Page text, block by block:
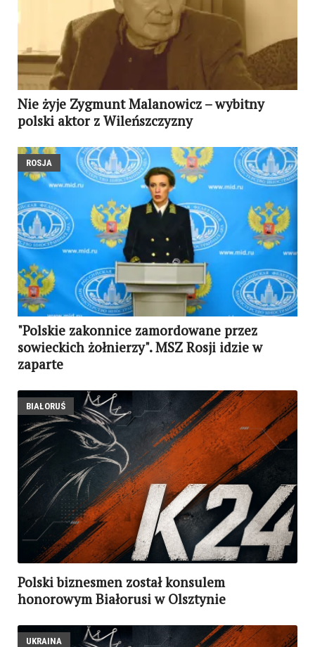
Nie żyje Zygmunt Malanowicz – wybitny
polski aktor z Wileńszczyzny
ROSJA
"Polskie zakonnice zamordowane przez
sowieckich żołnierzy". MSZ Rosji idzie w
zaparte
BIAŁORUŚ
Polski biznesmen został konsulem
honorowym Białorusi w Olsztynie
UKRAINA